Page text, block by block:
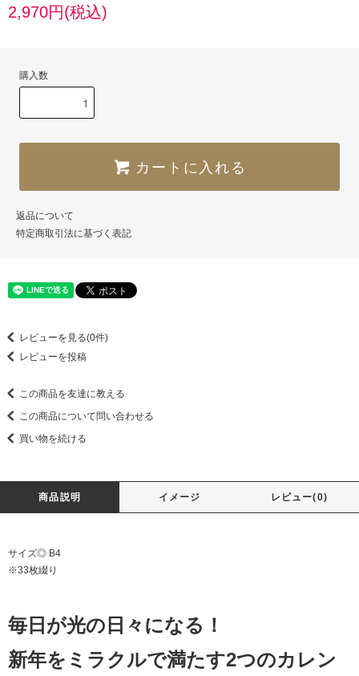
2,970円(税込)
購入数
カートに入れる
返品について
特定商取引法に基づく表記
レビューを見る(0件)
レビューを投稿
この商品を友達に教える
この商品について問い合わせる
買い物を続ける
商品説明 イメージ レビュー(0)
サイズ◎ B4
※33枚綴り
毎日が光の日々になる！
新年をミラクルで満たす2つのカレン